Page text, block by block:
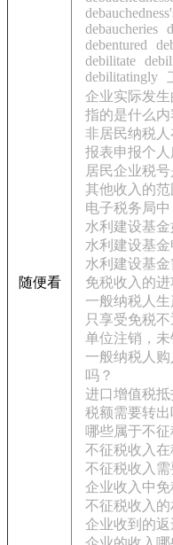
随便看
debaucheries
debentured
debilitate
debilitatingly
企业实际发
指的是什么内
非居民纳税
报表申报个人
居民企业税号
其他收入的范
电子税务局
水利建设基
水利建设基
水利建设基
免税收入的
一般纳税人
只享受免税
单位注销，
一般纳税人
吗？
进口增值税
税额需要转出
哪些属于不征
不征税收入
不征税收入需
企业收入中免
不征税收入
企业收到的